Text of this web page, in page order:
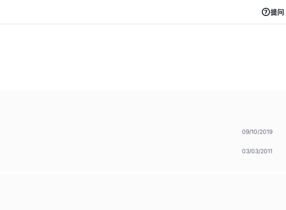
提问
09/10/2019
03/03/2011